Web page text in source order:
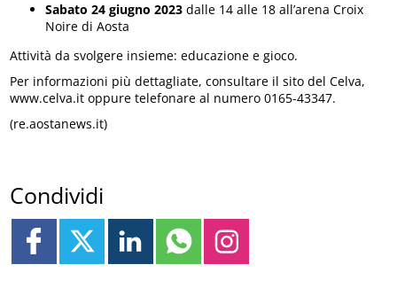
Sabato 24 giugno 2023dalle 14 alle 18 all’arena Croix
Noire di Aosta
Attività da svolgere insieme: educazione e gioco.
Per informazioni più dettagliate, consultare il sito del Celva,
www.celva.it oppure telefonare al numero 0165-43347.
(re.aostanews.it)
Condividi